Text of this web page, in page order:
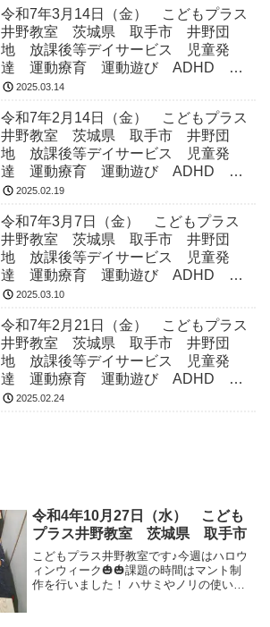
令和7年3月14日（金） こどもプラス
井野教室 茨城県 取手市 井野団
地 放課後等デイサービス 児童発
達 運動療育 運動遊び ADHD 療
育 発達障がい
2025.03.14
令和7年2月14日（金） こどもプラス
井野教室 茨城県 取手市 井野団
地 放課後等デイサービス 児童発
達 運動療育 運動遊び ADHD 療
育 発達障がい
2025.02.19
令和7年3月7日（金） こどもプラス
井野教室 茨城県 取手市 井野団
地 放課後等デイサービス 児童発
達 運動療育 運動遊び ADHD 療
育 発達障がい
2025.03.10
令和7年2月21日（金） こどもプラス
井野教室 茨城県 取手市 井野団
地 放課後等デイサービス 児童発
達 運動療育 運動遊び ADHD 療
育 発達障がい
2025.02.24
令和4年10月27日（水） こども
プラス井野教室 茨城県 取手市
こどもプラス井野教室です♪今週はハロウ
ィンウィーク🎃🎃課題の時間はマント制
作を行いました！ ハサミやノリの使い